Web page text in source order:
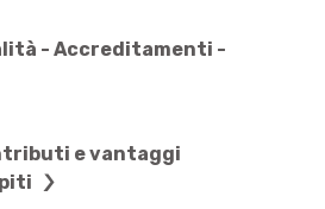
- Accreditamenti -
e vantaggi